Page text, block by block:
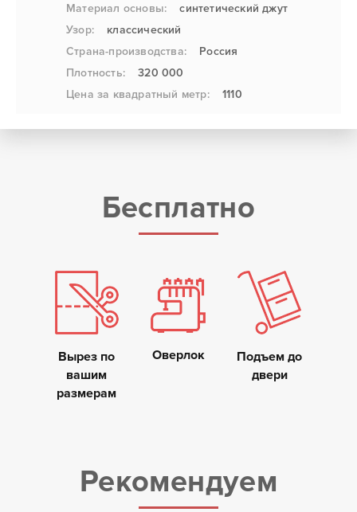
Материал основы:
синтетический джут
Узор:
классический
Страна-производства:
Россия
Плотность:
320 000
Цена за квадратный метр:
1110
Бесплатно
Вырез по
вашим
размерам
Оверлок
Подъем до
двери
Рекомендуем